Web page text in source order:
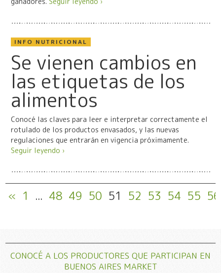
INFO NUTRICIONAL
Se vienen cambios en
las etiquetas de los
alimentos
Conocé las claves para leer e interpretar correctamente el
rotulado de los productos envasados, y las nuevas
regulaciones que entrarán en vigencia próximamente.
Seguir leyendo ›
« 1 ... 48 49 50 51 52 53 54 55 56
CONOCÉ A LOS PRODUCTORES QUE PARTICIPAN EN
BUENOS AIRES MARKET